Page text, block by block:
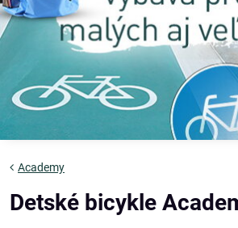
Academy
Detské bicykle